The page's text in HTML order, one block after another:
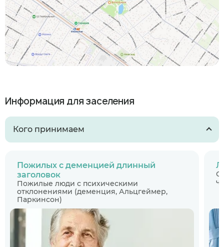
Информация для заселения
Кого принимаем
Пожилых с деменцией длинный
заголовок
Пожилые люди с психическими
отклонениями (деменция, Альцгеймер,
Паркинсон)